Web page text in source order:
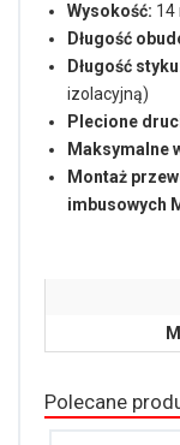
Wysokość: 14
Długość
Długość
izolacyjną)
Plecione
Maksymalne
Montaż
imbusowych
Polecane